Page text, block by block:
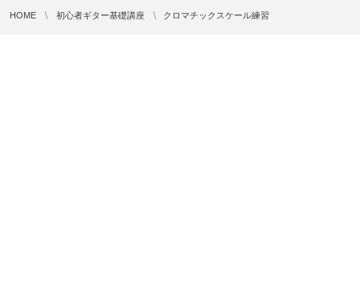
HOME 初心者ギター基礎講座 クロマチックスケール練習